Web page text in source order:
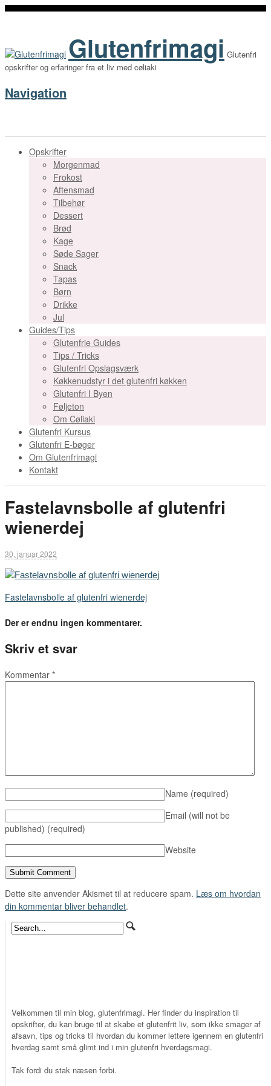
Glutenfrimagi Glutenfri
opskrifter og erfaringer fra et liv med cøliaki
Navigation
Opskrifter
Morgenmad
Frokost
Aftensmad
Tilbehør
Dessert
Brød
Kage
Søde Sager
Snack
Tapas
Børn
Drikke
Jul
Guides/Tips
Glutenfrie Guides
Tips / Tricks
Glutenfri Opslagsværk
Køkkenudstyr i det glutenfri køkken
Glutenfri I Byen
Føljeton
Om Cøliaki
Glutenfri Kursus
Glutenfri E-bøger
Om Glutenfrimagi
Kontakt
Fastelavnsbolle af glutenfri
wienerdej
30. januar 2022
Fastelavnsbolle af glutenfri wienerdej
Der er endnu ingen kommentarer.
Skriv et svar
Kommentar *
Name (required)
Email (will not be
published) (required)
Website
Dette site anvender Akismet til at reducere spam. Læs om hvordan
din kommentar bliver behandlet.
Velkommen til min blog, glutenfrimagi. Her finder du inspiration til
opskrifter, du kan bruge til at skabe et glutenfrit liv, som ikke smager af
afsavn, tips og tricks til hvordan du kommer lettere igennem en glutenfri
hverdag samt små glimt ind i min glutenfri hverdagsmagi.
Tak fordi du stak næsen forbi.